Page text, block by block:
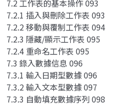
7.2 工作表的基本操作 093
7.2.1 插入與刪除工作表 093
7.2.2 移動與覆制工作表 094
7.2.3 隱藏/顯示工作表 095
7.2.4 重命名工作表 095
7.3 錄入數據信息 096
7.3.1 輸入日期型數據 096
7.3.2 輸入文本型數據 097
7.3.3 自動填充數據序列 098